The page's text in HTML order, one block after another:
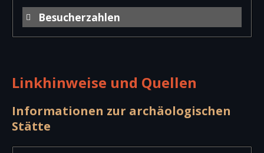
Besucherzahlen
Jahr
Besucher
Besucher
2025 40.299 9.496
2024
2.660
2023
Linkhinweise und Quellen
Informationen zur archäologischen
Stätte